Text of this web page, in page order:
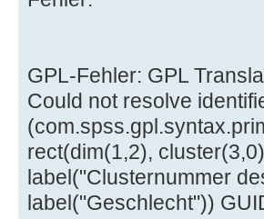
GPL-Fehler: GPL
Could not resolve
rect(dim(1,2),
label("Clusternummer
label("Geschlecht"))